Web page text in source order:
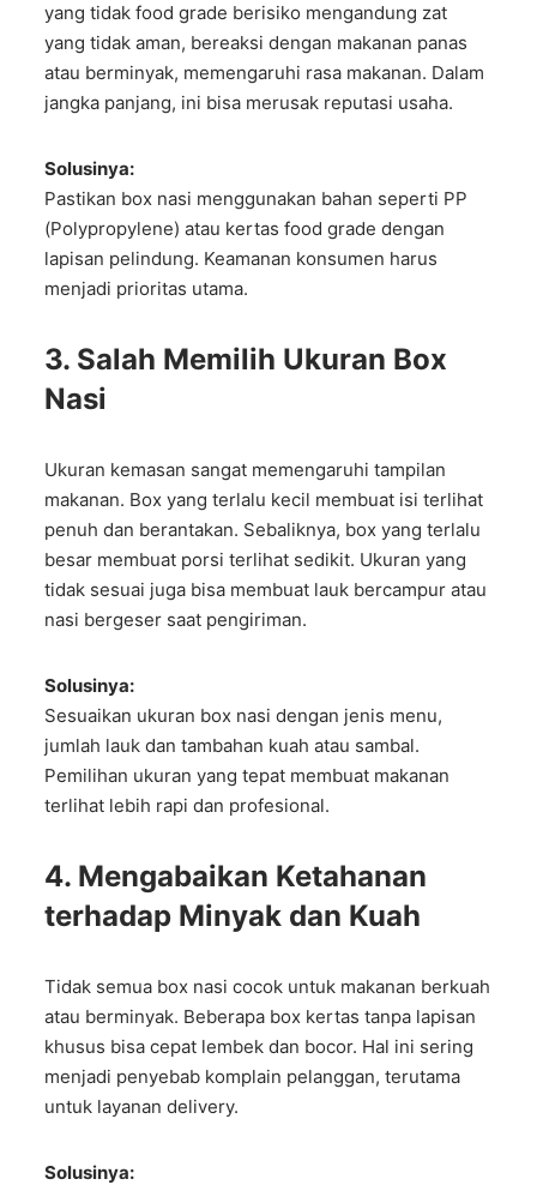
yang tidak food grade berisiko mengandung zat
yang tidak aman, bereaksi dengan makanan panas
atau berminyak, memengaruhi rasa makanan. Dalam
jangka panjang, ini bisa merusak reputasi usaha.
Solusinya:
Pastikan box nasi menggunakan bahan seperti PP
(Polypropylene) atau kertas food grade dengan
lapisan pelindung. Keamanan konsumen harus
menjadi prioritas utama.
3. Salah Memilih Ukuran Box
Nasi
Ukuran kemasan sangat memengaruhi tampilan
makanan. Box yang terlalu kecil membuat isi terlihat
penuh dan berantakan. Sebaliknya, box yang terlalu
besar membuat porsi terlihat sedikit. Ukuran yang
tidak sesuai juga bisa membuat lauk bercampur atau
nasi bergeser saat pengiriman.
Solusinya:
Sesuaikan ukuran box nasi dengan jenis menu,
jumlah lauk dan tambahan kuah atau sambal.
Pemilihan ukuran yang tepat membuat makanan
terlihat lebih rapi dan profesional.
4. Mengabaikan Ketahanan
terhadap Minyak dan Kuah
Tidak semua box nasi cocok untuk makanan berkuah
atau berminyak. Beberapa box kertas tanpa lapisan
khusus bisa cepat lembek dan bocor. Hal ini sering
menjadi penyebab komplain pelanggan, terutama
untuk layanan delivery.
Solusinya: